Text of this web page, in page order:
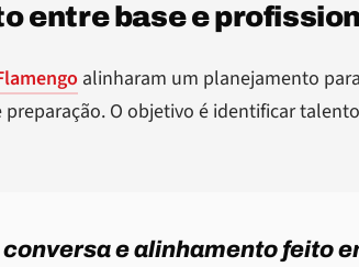
entre base e
alinharam um planejamento
O objetivo é identificar
e alinhamento feito